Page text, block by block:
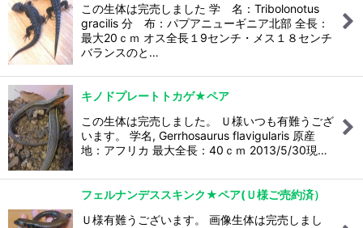
この生体は完売しました 学 名：Tribolonotus
gracilis 分 布：パプアニューギニア北部 全長：
最大20ｃｍ オス全長１9センチ・メス１８センチ
バランスのと…
キノドプレートトカゲ★ペア
この生体は完売しました。 Ｕ様いつも有難うござ
います。 学名, Gerrhosaurus flavigularis 原産
地：アフリカ 最大全長：40ｃｍ 2013/5/30現…
フェルナンデススキンク★ペア(Ｕ様ご売約済）
Ｕ様有難うございます。 画像生体は完売しまし